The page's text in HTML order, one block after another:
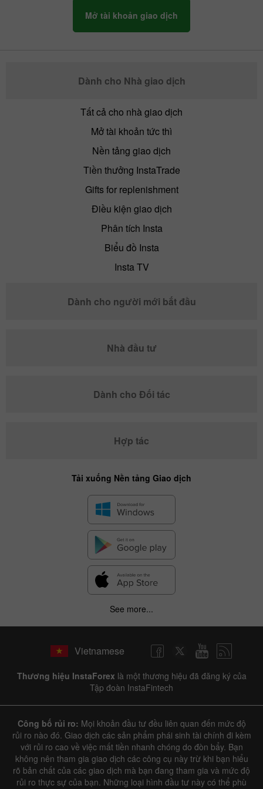
Mở tài khoản giao dịch
Dành cho Nhà giao dịch
Tất cả cho nhà giao dịch
Mở tài khoản tức thì
Nền tảng giao dịch
Tiền thưởng InstaTrade
Gifts for replenishment
Điều kiện giao dịch
Phân tích Insta
Biểu đồ Insta
Insta TV
Dành cho người mới bắt đầu
Nhà đầu tư
Dành cho Đối tác
Hợp tác
Tải xuống Nền tảng Giao dịch
See more...
Vietnamese
Thương hiệu InstaForex là một thương hiệu đã đăng ký của
Tập đoàn InstaFintech
Công bố rủi ro: Mọi khoản đầu tư đều liên quan đến mức độ
rủi ro nào đó. Giao dịch các sản phẩm phái sinh tài chính đi kèm
với rủi ro cao về việc mất tiền nhanh chóng do đòn bẩy. Bạn
không nên tham gia giao dịch các công cụ này trừ khi bạn hiểu
rõ bản chất của các giao dịch mà bạn đang tham gia và mức độ
rủi ro thực sự của bạn. Những loại hình đầu tư này có thể phù